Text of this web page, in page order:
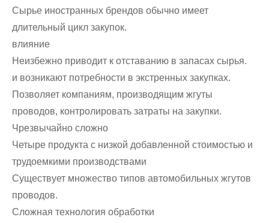
Сырье иностранных брендов обычно имеет
длительный цикл закупок.
влияние
Неизбежно приводит к отставанию в запасах сырья.
и возникают потребности в экстренных закупках.
Позволяет компаниям, производящим жгуты
проводов, контролировать затраты на закупки.
Чрезвычайно сложно
Четыре продукта с низкой добавленной стоимостью и
трудоемкими производствами
Существует множество типов автомобильных жгутов
проводов.
Сложная технология обработки